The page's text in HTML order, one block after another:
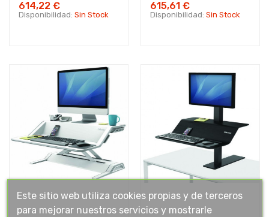
614,22 €
Disponibilidad: Sin Stock
615,61 €
Disponibilidad: Sin Stock
Este sitio web utiliza cookies propias y de terceros
para mejorar nuestros servicios y mostrarle